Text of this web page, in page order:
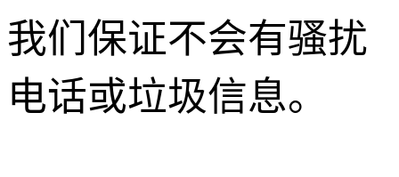
我们保证不会有骚扰
电话或垃圾信息。